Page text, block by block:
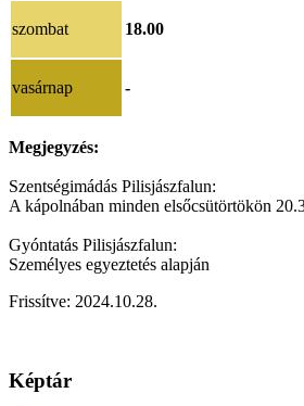
szombat 18.00
vasárnap -
Megjegyzés:
Szentségimádás Pilisjászfalun:
A kápolnában minden elsőcsütörtökön
Gyóntatás Pilisjászfalun:
Személyes egyeztetés alapján
Frissítve: 2024.10.28.
Képtár